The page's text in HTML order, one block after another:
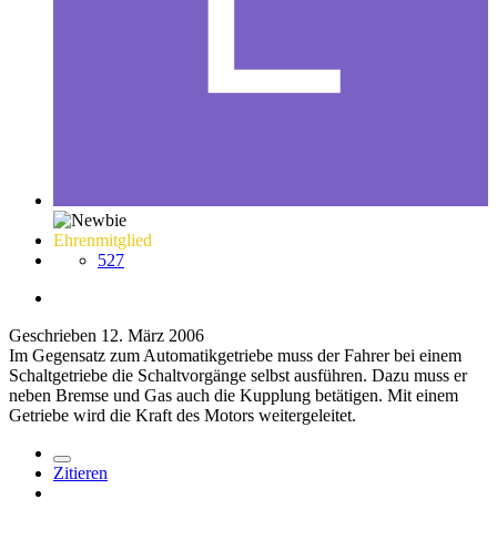
Ehrenmitglied
527
Geschrieben 12. März 2006
Im Gegensatz zum Automatikgetriebe muss der Fahrer bei einem
Schaltgetriebe die Schaltvorgänge selbst ausführen. Dazu muss er
neben Bremse und Gas auch die Kupplung betätigen. Mit einem
Getriebe wird die Kraft des Motors weitergeleitet.
Zitieren